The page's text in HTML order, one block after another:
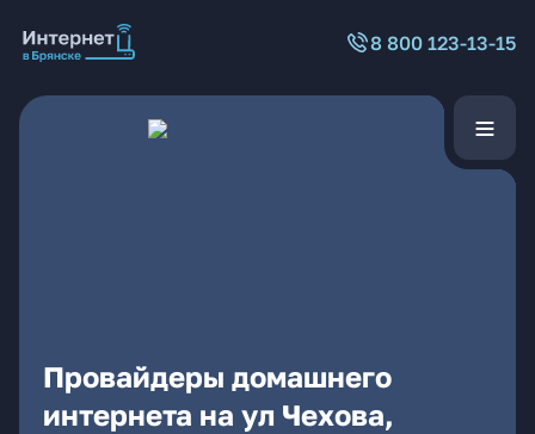
8 800 123-13-15
Провайдеры домашнего
интернета на ул Чехова,